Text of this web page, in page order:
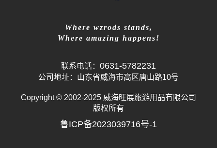
Where wzrods stands,
Where amazing happens!
联系电话： 0631-5782231
公司地址：山东省威海市高区唐山路10号
Copyright © 2002-2025 威海旺展旅游用品有限公司
版权所有
鲁ICP备2023039716号-1